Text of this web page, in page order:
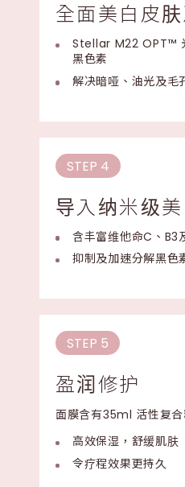
全面美白皮
Stellar M22 OPT™
黑色素
解决暗哑、油光及毛
STEP 4
导入纳米级
含丰富维他命C、B3
抑制及加速分解黑色
STEP 5
盈润修护
面膜含有35ml 活性复合
高效保湿，舒缓肌肤
令疗程效果更持久